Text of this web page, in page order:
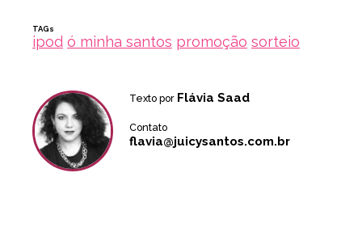
TAGs
ipod ó minha santos promoção sorteio
Texto por Flávia Saad
Contato
flavia@juicysantos.com.br